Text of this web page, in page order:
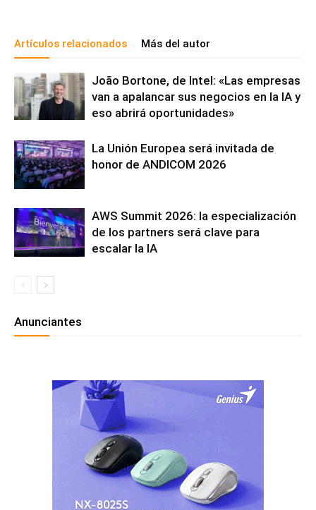
Artículos relacionados Más del autor
João Bortone, de Intel: «Las empresas
van a apalancar sus negocios en la IA y
eso abrirá oportunidades»
La Unión Europea será invitada de
honor de ANDICOM 2026
AWS Summit 2026: la especialización
de los partners será clave para
escalar la IA
Anunciantes